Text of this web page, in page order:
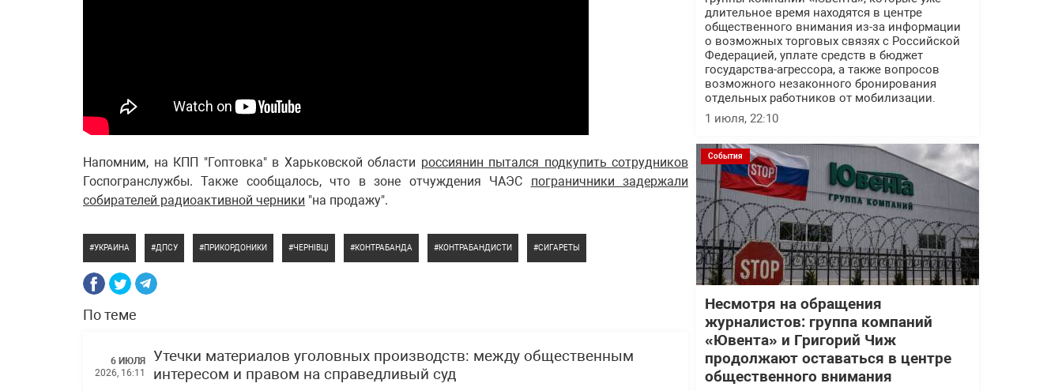
Напомним, на КПП "Гоптовка" в Харьковской области россиянин пытался подкупить сотрудников
Госпогранслужбы. Также сообщалось, что в зоне отчуждения ЧАЭС пограничники задержали
собирателей радиоактивной черники "на продажу".
УКРАИНА ДПСУ ПРИКОРДОНИКИ ЧЕРНІВЦІ КОНТРАБАНДА КОНТРАБАНДИСТИ СИГАРЕТЫ
По теме
6 ИЮЛЯ
2026, 16:11
Утечки материалов уголовных производств: между общественным
интересом и правом на справедливый суд
длительное время находятся в центре
общественного внимания из-за информации
о возможных торговых связях с Российской
Федерацией, уплате средств в бюджет
государства-агрессора, а также вопросов
возможного незаконного бронирования
отдельных работников от мобилизации.
1 июля, 22:10
События
Несмотря на обращения
журналистов: группа компаний
«Ювента» и Григорий Чиж
продолжают оставаться в центре
общественного внимания